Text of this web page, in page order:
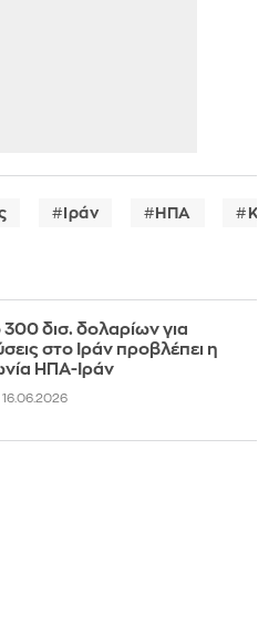
Ιράν ΗΠΑ
300 δισ. δολαρίων για
στο Ιράν προβλέπει η
ΗΠΑ-Ιράν
16.06.2026